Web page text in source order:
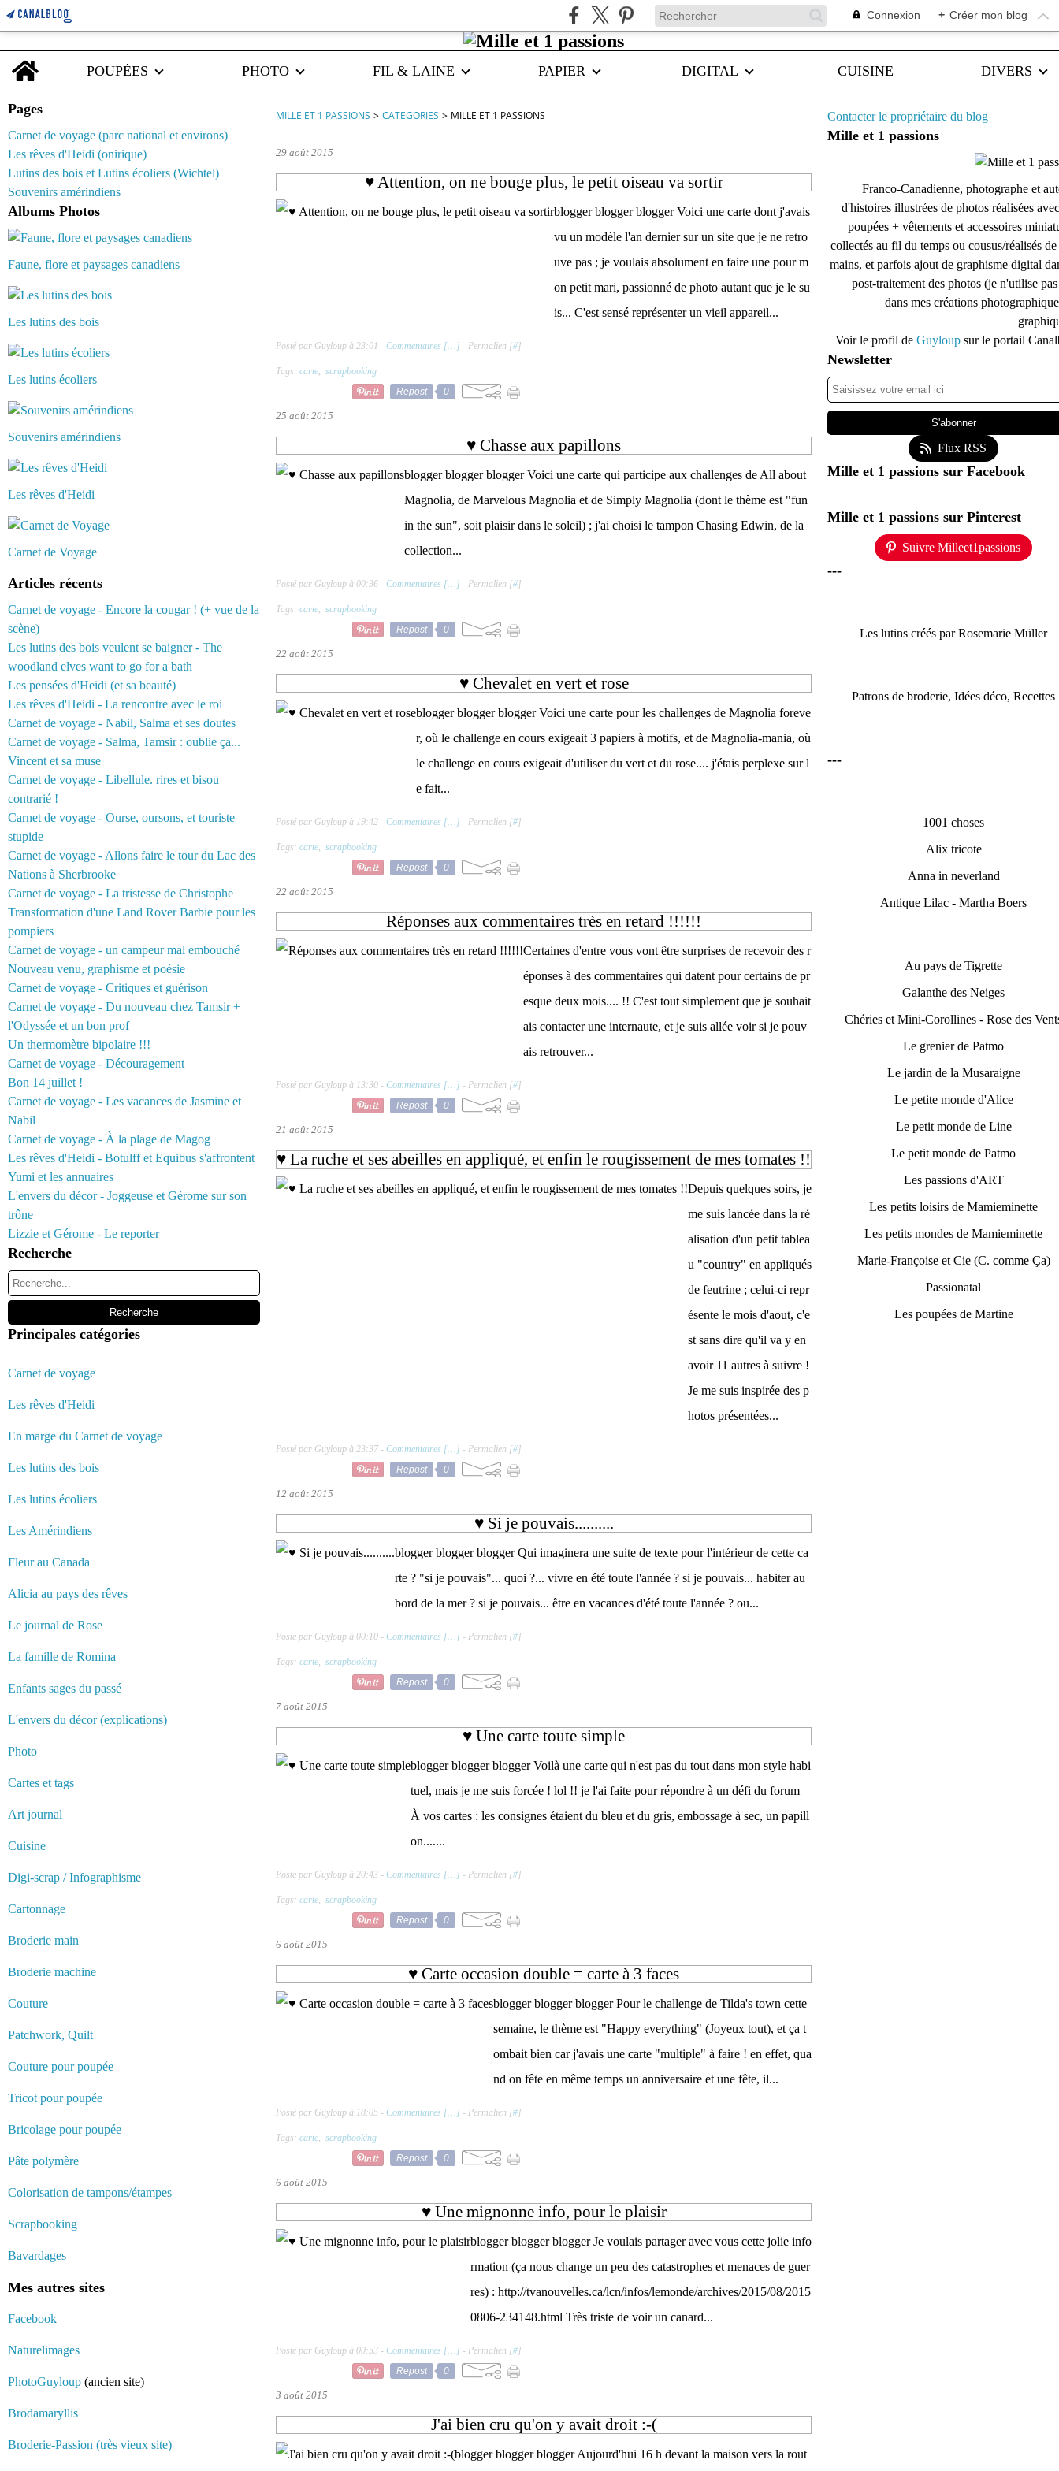
Connexion + Créer mon blog
Home
POUPÉES
PHOTO FIL & LAINE PAPIER DIGITAL CUISINE DIVERS
Pages
Carnet de voyage (parc national et environs)
Les rêves d'Heidi (onirique)
Lutins des bois et Lutins écoliers (Wichtel)
Souvenirs amérindiens
Albums Photos
Faune, flore et paysages canadiens
Les lutins des bois
Les lutins écoliers
Souvenirs amérindiens
Les rêves d'Heidi
Carnet de Voyage
Articles récents
Carnet de voyage - Encore la cougar ! (+ vue de la
scène)
Les lutins des bois veulent se baigner - The
woodland elves want to go for a bath
Les pensées d'Heidi (et sa beauté)
Les rêves d'Heidi - La rencontre avec le roi
Carnet de voyage - Nabil, Salma et ses doutes
Carnet de voyage - Salma, Tamsir : oublie ça...
Vincent et sa muse
Carnet de voyage - Libellule. rires et bisou
contrarié !
Carnet de voyage - Ourse, oursons, et touriste
stupide
Carnet de voyage - Allons faire le tour du Lac des
Nations à Sherbrooke
Carnet de voyage - La tristesse de Christophe
Transformation d'une Land Rover Barbie pour les
pompiers
Carnet de voyage - un campeur mal embouché
Nouveau venu, graphisme et poésie
Carnet de voyage - Critiques et guérison
Carnet de voyage - Du nouveau chez Tamsir +
l'Odyssée et un bon prof
Un thermomètre bipolaire !!!
Carnet de voyage - Découragement
Bon 14 juillet !
Carnet de voyage - Les vacances de Jasmine et
Nabil
Carnet de voyage - À la plage de Magog
Les rêves d'Heidi - Botulff et Equibus s'affrontent
Yumi et les annuaires
L'envers du décor - Joggeuse et Gérome sur son
trône
Lizzie et Gérome - Le reporter
Recherche
Principales catégories
Carnet de voyage
Les rêves d'Heidi
En marge du Carnet de voyage
Les lutins des bois
Les lutins écoliers
Les Amérindiens
Fleur au Canada
Alicia au pays des rêves
Le journal de Rose
La famille de Romina
Enfants sages du passé
L'envers du décor (explications)
Photo
Cartes et tags
Art journal
Cuisine
Digi-scrap / Infographisme
Cartonnage
Broderie main
Broderie machine
Couture
Patchwork, Quilt
Couture pour poupée
Tricot pour poupée
Bricolage pour poupée
Pâte polymère
Colorisation de tampons/étampes
Scrapbooking
Bavardages
Mes autres sites
Facebook
Naturelimages
PhotoGuyloup (ancien site)
Brodamaryllis
Broderie-Passion (très vieux site)
MILLE ET 1 PASSIONS > CATEGORIES > MILLE ET 1 PASSIONS
29 août 2015
♥ Attention, on ne bouge plus, le petit oiseau va sortir
blogger blogger blogger Voici une carte dont j'avais
vu un modèle l'an dernier sur un site que je ne retro
uve pas ; je voulais absolument en faire une pour m
on petit mari, passionné de photo autant que je le su
is... C'est sensé représenter un vieil appareil...
Posté par Guyloup à 23:01 - Commentaires [… ] - Permalien [#]
Tags: carte, scrapbooking
Repost
0
25 août 2015
♥ Chasse aux papillons
blogger blogger blogger Voici une carte qui participe aux challenges de All about
Magnolia, de Marvelous Magnolia et de Simply Magnolia (dont le thème est "fun
in the sun", soit plaisir dans le soleil) ; j'ai choisi le tampon Chasing Edwin, de la
collection...
Posté par Guyloup à 00:36 - Commentaires [… ] - Permalien [#]
Tags: carte, scrapbooking
Repost
0
22 août 2015
♥ Chevalet en vert et rose
blogger blogger blogger Voici une carte pour les challenges de Magnolia foreve
r, où le challenge en cours exigeait 3 papiers à motifs, et de Magnolia-mania, où
le challenge en cours exigeait d'utiliser du vert et du rose.... j'étais perplexe sur l
e fait...
Posté par Guyloup à 19:42 - Commentaires [… ] - Permalien [#]
Tags: carte, scrapbooking
Repost
0
22 août 2015
Réponses aux commentaires très en retard !!!!!!
Certaines d'entre vous vont être surprises de recevoir des r
éponses à des commentaires qui datent pour certains de pr
esque deux mois.... !! C'est tout simplement que je souhait
ais contacter une internaute, et je suis allée voir si je pouv
ais retrouver...
Posté par Guyloup à 13:30 - Commentaires [… ] - Permalien [#]
Repost
0
21 août 2015
♥ La ruche et ses abeilles en appliqué, et enfin le rougissement de mes tomates !!
Depuis quelques soirs, je
me suis lancée dans la ré
alisation d'un petit tablea
u "country" en appliqués
de feutrine ; celui-ci repr
ésente le mois d'aout, c'e
st sans dire qu'il va y en
avoir 11 autres à suivre !
Je me suis inspirée des p
hotos présentées...
Posté par Guyloup à 23:37 - Commentaires [… ] - Permalien [#]
Repost
0
12 août 2015
♥ Si je pouvais..........
blogger blogger blogger Qui imaginera une suite de texte pour l'intérieur de cette ca
rte ? "si je pouvais"... quoi ?... vivre en été toute l'année ? si je pouvais... habiter au
bord de la mer ? si je pouvais... être en vacances d'été toute l'année ? ou...
Posté par Guyloup à 00:10 - Commentaires [… ] - Permalien [#]
Tags: carte, scrapbooking
Repost
0
7 août 2015
♥ Une carte toute simple
blogger blogger blogger Voilà une carte qui n'est pas du tout dans mon style habi
tuel, mais je me suis forcée ! lol !! je l'ai faite pour répondre à un défi du forum
À vos cartes : les consignes étaient du bleu et du gris, embossage à sec, un papill
on.......
Posté par Guyloup à 20:43 - Commentaires [… ] - Permalien [#]
Tags: carte, scrapbooking
Repost
0
6 août 2015
♥ Carte occasion double = carte à 3 faces
blogger blogger blogger Pour le challenge de Tilda's town cette
semaine, le thème est "Happy everything" (Joyeux tout), et ça t
ombait bien car j'avais une carte "multiple" à faire ! en effet, qua
nd on fête en même temps un anniversaire et une fête, il...
Posté par Guyloup à 18:05 - Commentaires [… ] - Permalien [#]
Tags: carte, scrapbooking
Repost
0
6 août 2015
♥ Une mignonne info, pour le plaisir
blogger blogger blogger Je voulais partager avec vous cette jolie info
rmation (ça nous change un peu des catastrophes et menaces de guer
res) : http://tvanouvelles.ca/lcn/infos/lemonde/archives/2015/08/2015
0806-234148.html Très triste de voir un canard...
Posté par Guyloup à 00:53 - Commentaires [… ] - Permalien [#]
Repost
0
3 août 2015
J'ai bien cru qu'on y avait droit :-(
blogger blogger blogger Aujourd'hui 16 h devant la maison vers la rout
Contacter le propriétaire du blog
Mille et 1 passions
Franco-Canadienne, photographe et
d'histoires illustrées de photos réalisées
poupées + vêtements et accessoires
collectés au fil du temps ou cousus/réalisés de
mains, et parfois ajout de graphisme digital
post-traitement des photos (je n'utilise
dans mes créations
Voir le profil de Guyloup sur le portail
Newsletter
Flux RSS
Mille et 1 passions sur Facebook
Mille et 1 passions sur Pinterest
Suivre Milleet1passions
---
Les lutins créés par Rosemarie Müller
Patrons de broderie, Idées déco, Recettes
---
1001 choses
Alix tricote
Anna in neverland
Antique Lilac - Martha Boers
Au pays de Tigrette
Galanthe des Neiges
Chéries et Mini-Corollines - Rose des
Le grenier de Patmo
Le jardin de la Musaraigne
Le petite monde d'Alice
Le petit monde de Line
Le petit monde de Patmo
Les passions d'ART
Les petits loisirs de Mamieminette
Les petits mondes de Mamieminette
Marie-Françoise et Cie (C. comme Ça)
Passionatal
Les poupées de Martine